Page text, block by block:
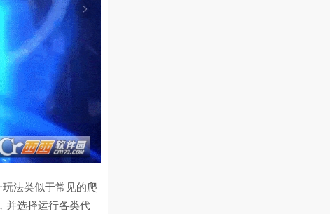
法类似于常见的爬
并选择运行各类代